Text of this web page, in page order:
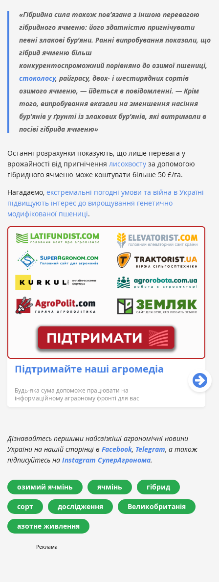
«Гібридна сила також пов’язана з іншою перевагою
гібридного ячменю: його здатністю пригнічувати
певні злакові бур’яни. Ранні випробування показали, що
гібрид ячменю більш
конкурентоспроможний порівняно до озимої пшениці,
стоколосу, райграсу, двох- і шестирядних сортів
озимого ячменю, — йдеться в повідомленні. — Крім
того, випробування вказали на зменшення насіння
бур’янів у ґрунті із злакових бур’янів, які витримали в
посіві гібрида ячменю»
Останні розрахунки показують, що лише перевага у
врожайності від пригнічення лисохвосту за допомогою
гібридного ячменю може коштувати більше 50 £/га.
Нагадаємо, екстремальні погодні умови та війна в Україні
підвищують інтерес до вирощування генетично
модифікованої пшениці.
Підтримайте наші агромедіа
Будь-яка сума допоможе працювати на
інформаційному аграрному фронті для вас
Дізнавайтесь першими найсвіжіші агрономічні новини
України на нашій сторінці в Facebook, Telegram, а також
підписуйтесь на Instagram СуперАгронома.
озимий ячмінь ячмінь гібрид
сорт дослідження Великобританія
азотне живлення